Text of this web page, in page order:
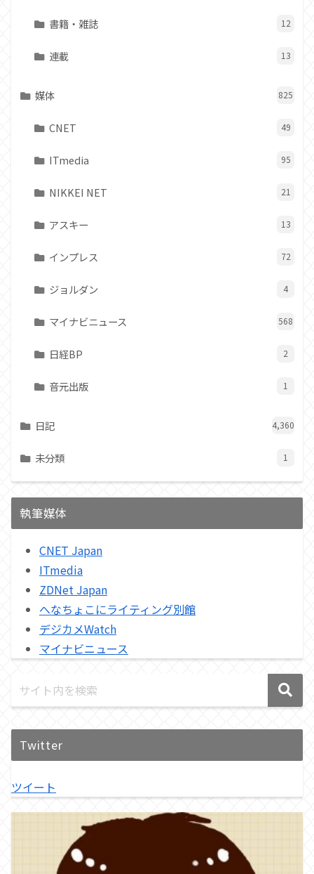
書籍・雑誌 12
連載 13
媒体 825
CNET 49
ITmedia 95
NIKKEI NET 21
アスキー 13
インプレス 72
ジョルダン 4
マイナビニュース 568
日経BP 2
音元出版 1
日記 4,360
未分類 1
執筆媒体
CNET Japan
ITmedia
ZDNet Japan
へなちょこにライティング別館
デジカメWatch
マイナビニュース
Twitter
ツイート